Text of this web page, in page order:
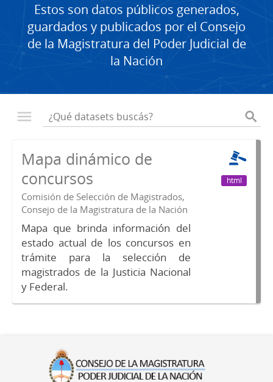
Estos son datos públicos generados,
guardados y publicados por el Consejo
de la Magistratura del Poder Judicial de
la Nación
Mapa dinámico de
concursos
Comisión de Selección de Magistrados,
Consejo de la Magistratura de la Nación
Mapa que brinda información del
estado actual de los concursos en
trámite para la selección de
magistrados de la Justicia Nacional
y Federal.
html